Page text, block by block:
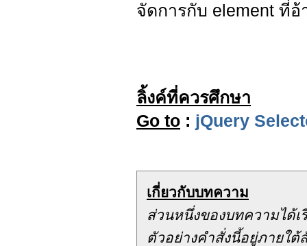
จัดการกับ element ที่อ้
ลิ้งค์ที่ควรศึกษา
Go to : jQuery
เกี่ยวกับบทความ
ส่วนหนึ่งของบทความได้เ
ตัวอย่างคำสั่งนี้อยู่ภาย